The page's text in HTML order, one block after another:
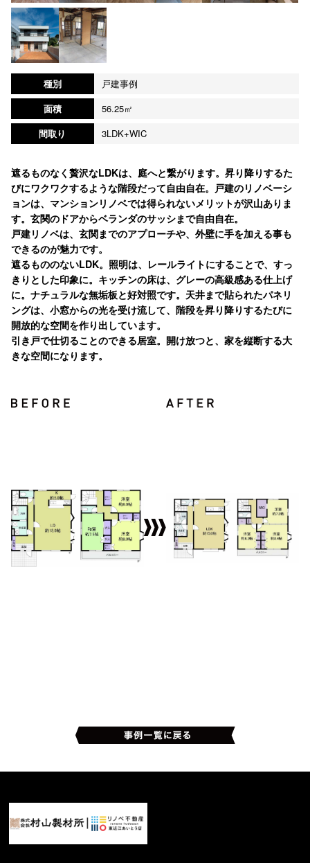
種別
戸建事例
面積
56.25㎡
間取り
3LDK+WIC
遮るものなく贅沢なLDKは、庭へと繋がります。昇り降りするた
びにワクワクするような階段だって自由自在。戸建のリノベーシ
ョンは、マンションリノベでは得られないメリットが沢山ありま
す。玄関のドアからベランダのサッシまで自由自在。
戸建リノベは、玄関までのアプローチや、外壁に手を加える事も
できるのが魅力です。
遮るもののないLDK。照明は、レールライトにすることで、すっ
きりとした印象に。キッチンの床は、グレーの高級感ある仕上げ
に。ナチュラルな無垢板と好対照です。天井まで貼られたパネリ
ングは、小窓からの光を受け流して、階段を昇り降りするたびに
開放的な空間を作り出しています。
引き戸で仕切ることのできる居室。開け放つと、家を縦断する大
きな空間になります。